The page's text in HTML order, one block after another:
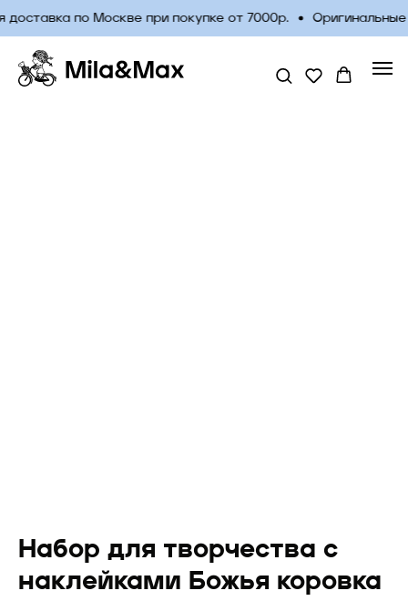
по Москве при покупке от 7000р.
Набор для творчества с
наклейками Божья коровка